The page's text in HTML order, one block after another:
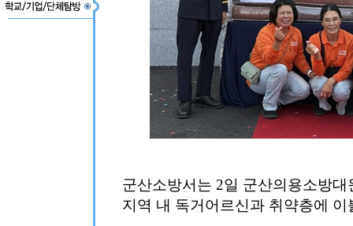
군산소방서는 2일 군산의용소방
지역 내 독거어르신과 취약층에